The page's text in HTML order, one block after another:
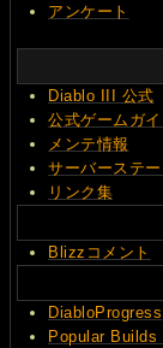
アンケート
Diablo III 公式
公式ゲームガイ
メンテ情報
サーバーステー
リンク集
Blizzコメント
DiabloProgress
Popular Builds